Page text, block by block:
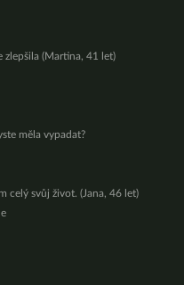
zlepšila (Martina, 41 let)
měla vypadat?
celý svůj život. (Jana, 46 let)